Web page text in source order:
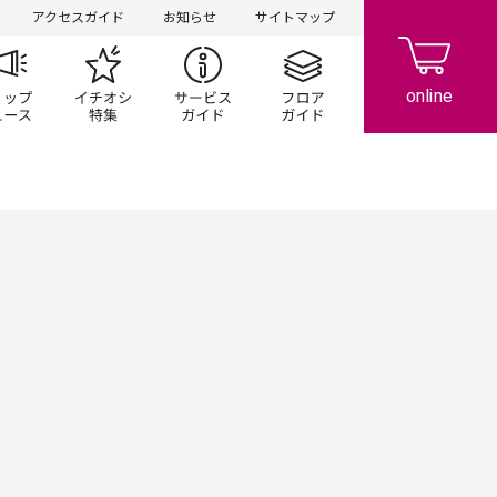
アクセスガイド お知らせ サイトマップ
ン
プ一覧 ショップニュースイチオシ特集 サービスガイドフロアガイド